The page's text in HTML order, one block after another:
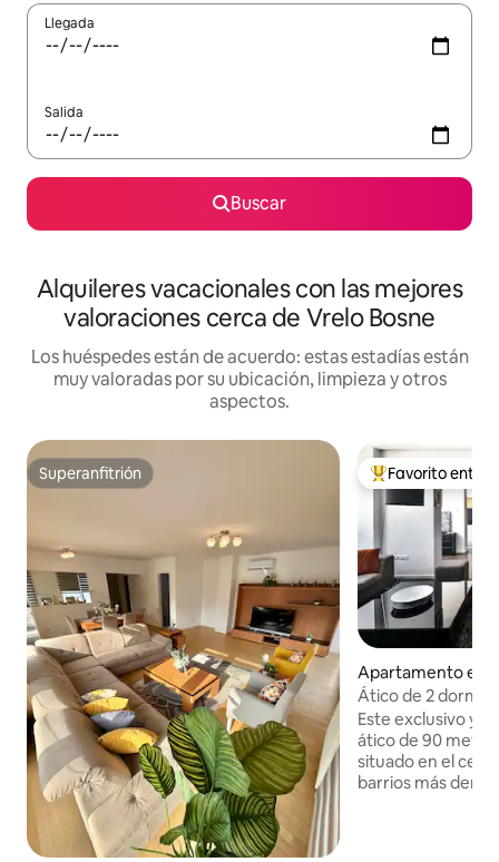
Llegada
Salida
Buscar
Alquileres vacacionales con las mejores
valoraciones cerca de Vrelo Bosne
Los huéspedes están de acuerdo: estas estadías están
muy valoradas por su ubicación, limpieza y otros
aspectos.
Superanfitrión
Superanfitrión Favorito entre
Favorito entre
Apartamento en
Ático de 2
ciudad,
Este exclusivo y
ático de 90
situado en el
barrios más